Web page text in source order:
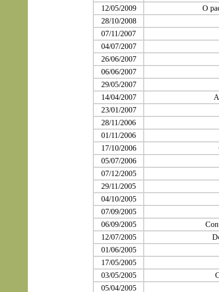
12/05/2009
O
28/10/2008
07/11/2007
04/07/2007
26/06/2007
06/06/2007
29/05/2007
14/04/2007
23/01/2007
28/11/2006
01/11/2006
17/10/2006
05/07/2006
07/12/2005
29/11/2005
04/10/2005
07/09/2005
06/09/2005
12/07/2005
01/06/2005
17/05/2005
03/05/2005
05/04/2005